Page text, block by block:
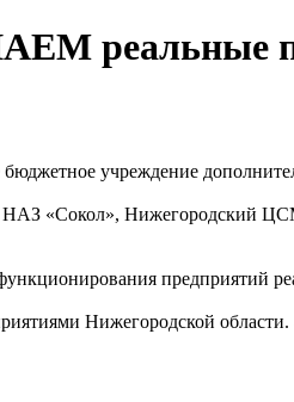
реальные
учреждение
НАЗ «Сокол», Нижегородский
предприятий
Нижегородской